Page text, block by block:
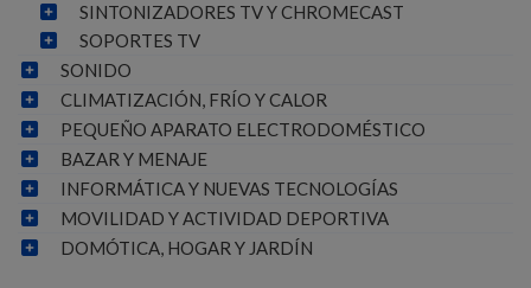
SINTONIZADORES TV Y CHROMECAST
SOPORTES TV
SONIDO
CLIMATIZACIÓN, FRÍO Y CALOR
PEQUEÑO APARATO ELECTRODOMÉSTICO
BAZAR Y MENAJE
INFORMÁTICA Y NUEVAS TECNOLOGÍAS
MOVILIDAD Y ACTIVIDAD DEPORTIVA
DOMÓTICA, HOGAR Y JARDÍN